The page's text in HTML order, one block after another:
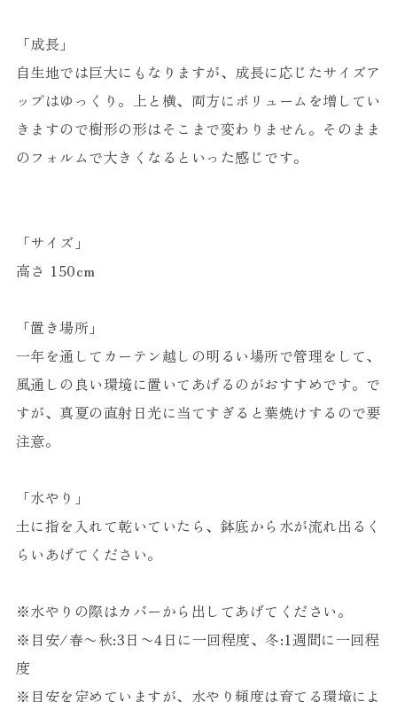
「成長」
自生地では巨大にもなりますが、成長に応じたサイズア
ップはゆっくり。上と横、両方にボリュームを増してい
きますので樹形の形はそこまで変わりません。そのまま
のフォルムで大きくなるといった感じです。
「サイズ」
高さ 150cm
「置き場所」
一年を通してカーテン越しの明るい場所で管理をして、
風通しの良い環境に置いてあげるのがおすすめです。で
すが、真夏の直射日光に当てすぎると葉焼けするので要
注意。
「水やり」
土に指を入れて乾いていたら、鉢底から水が流れ出るく
らいあげてください。
※水やりの際はカバーから出してあげてください。
※目安/春〜秋:3日〜4日に一回程度、冬:1週間に一回程
度
※目安を定めていますが、水やり頻度は育てる環境によ